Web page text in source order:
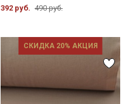
392 руб. 490 руб.
СКИДКА 20% АКЦИЯ